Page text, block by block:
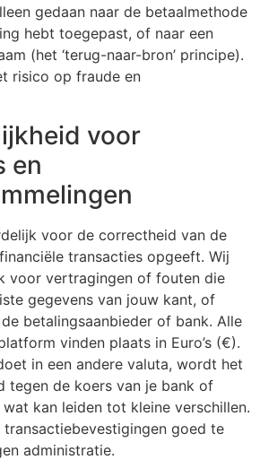
gedaan naar de betaalmethode
hebt toegepast, of naar een
(het ‘terug-naar-bron’ principe).
risico op fraude en
voor
en
voor de correctheid van de
transacties opgeeft. Wij
voor vertragingen of fouten die
gegevens van jouw kant, of
betalingsaanbieder of bank. Alle
vinden plaats in Euro’s (€).
in een andere valuta, wordt het
tegen de koers van je bank of
kan leiden tot kleine verschillen.
transactiebevestigingen goed te
administratie.